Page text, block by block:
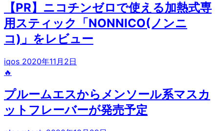
【PR】ニコチンゼロで使える加熱式専
用スティック「NONNICO(ノンニ
コ)」をレビュー
iqos 2020年11月2日
🔥
プルームエスからメンソール系マスカ
ットフレーバーが発売予定